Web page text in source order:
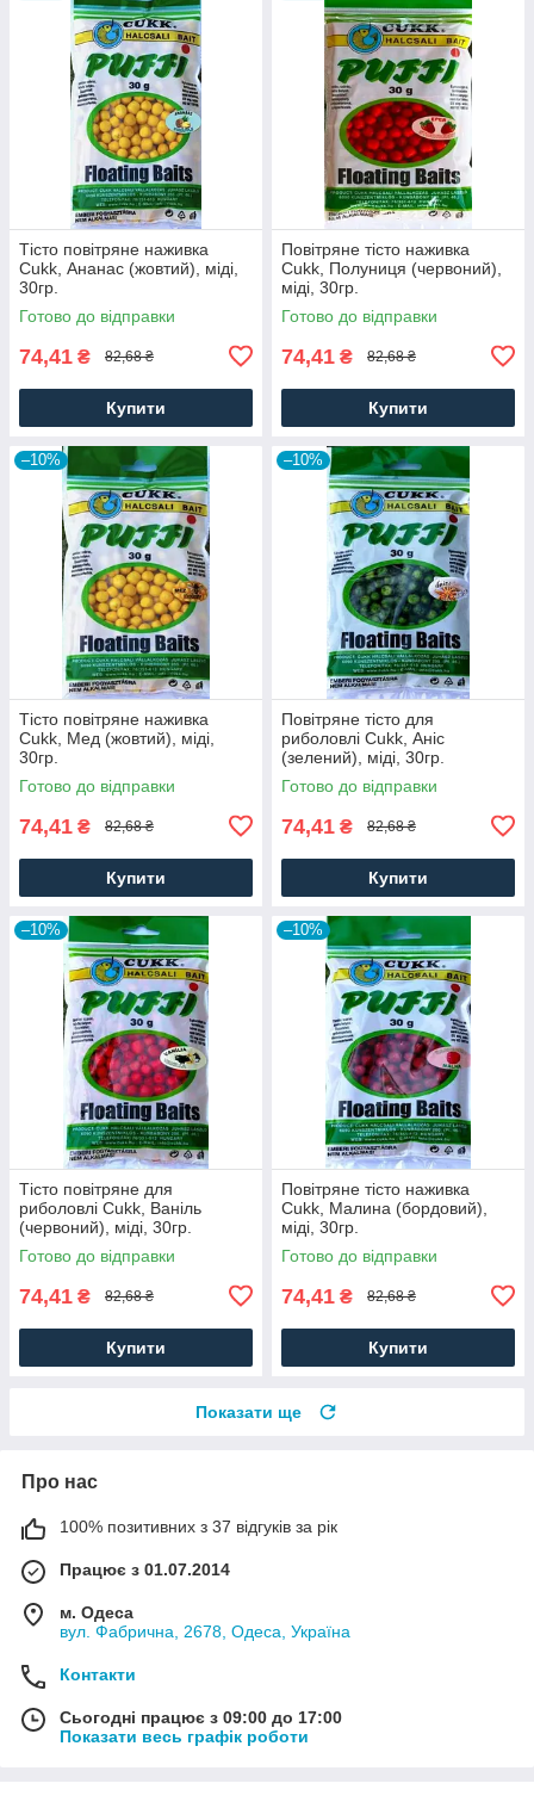
Тісто повітряне наживка
Cukk, Ананас (жовтий), міді,
30гр.
Готово до відправки
74,41 ₴ 82,68 ₴
Купити
Повітряне тісто наживка
Cukk, Полуниця (червоний),
міді, 30гр.
Готово до відправки
74,41 ₴ 82,68 ₴
Купити
–10%
Тісто повітряне наживка
Cukk, Мед (жовтий), міді,
30гр.
Готово до відправки
74,41 ₴ 82,68 ₴
Купити
–10%
Повітряне тісто для
риболовлі Cukk, Аніс
(зелений), міді, 30гр.
Готово до відправки
74,41 ₴ 82,68 ₴
Купити
–10%
Тісто повітряне для
риболовлі Cukk, Ваніль
(червоний), міді, 30гр.
Готово до відправки
74,41 ₴ 82,68 ₴
Купити
–10%
Повітряне тісто наживка
Cukk, Малина (бордовий),
міді, 30гр.
Готово до відправки
74,41 ₴ 82,68 ₴
Купити
Показати ще
Про нас
100% позитивних з 37 відгуків за рік
Працює з 01.07.2014
м. Одеса
вул. Фабрична, 2678, Одеса, Україна
Контакти
Сьогодні працює з 09:00 до 17:00
Показати весь графік роботи